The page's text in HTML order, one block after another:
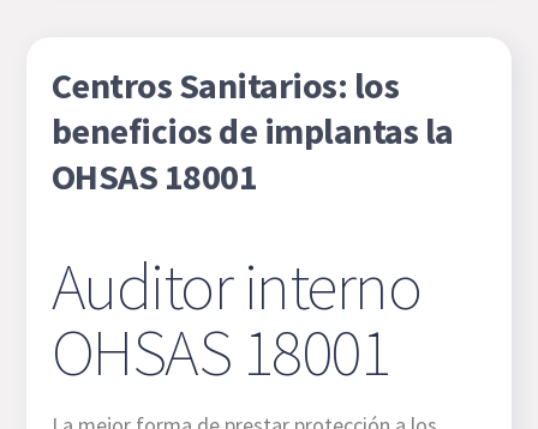
Centros Sanitarios: los
beneficios de implantas la
OHSAS 18001
Auditor interno
OHSAS 18001